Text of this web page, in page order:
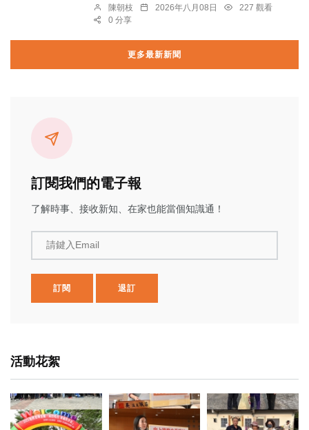
陳朝枝 2026年八月08日
227 觀看
0 分享
更多最新新聞
訂閱我們的電子報
了解時事、接收新知、在家也能當個知識通！
請鍵入Email
訂閱 退訂
活動花絮